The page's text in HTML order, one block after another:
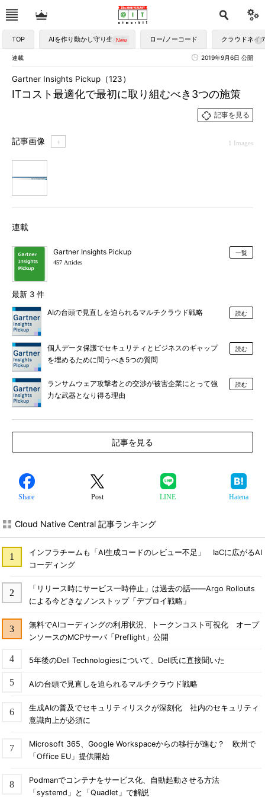
TOP AIを作り動かし守り生かす ロー/ノーコード クラウドネイ
連載 2019年9月6日 公開
ITコスト最適化で最初に取り組むべき3つの施策
Gartner Insights Pickup（123）
記事を見る
記事画像 ＋ 1 Images
連載
Gartner Insights Pickup
457 Articles
一覧
最新 3 件
AIの台頭で見直しを迫られるマルチクラウド戦略 読む
個人データ保護でセキュリティとビジネスのギャップ
を埋めるために問うべき5つの質問
読む
ランサムウェア攻撃者との交渉が被害企業にとって強
力な武器となり得る理由
読む
記事を見る
Share Post LINE Hatena
Cloud Native Central 記事ランキング
インフラチームも「AI生成コードのレビュー不足」 IaCに広がるAI
コーディング
「リリース時にサービス一時停止」は過去の話――Argo Rollouts
による今どきなノンストップ「デプロイ戦略」
無料でAIコーディングの利用状況、トークンコスト可視化 オープ
ンソースのMCPサーバ「Preflight」公開
5年後のDell Technologiesについて、Dell氏に直接聞いた
AIの台頭で見直しを迫られるマルチクラウド戦略
生成AIの普及でセキュリティリスクが深刻化 社内のセキュリティ
意識向上が必須に
Microsoft 365、Google Workspaceからの移行が進む？ 欧州で
「Office EU」提供開始
Podmanでコンテナをサービス化、自動起動させる方法
「systemd」と「Quadlet」で解説